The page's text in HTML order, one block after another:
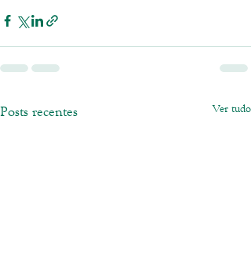
Posts recentes Ver tudo